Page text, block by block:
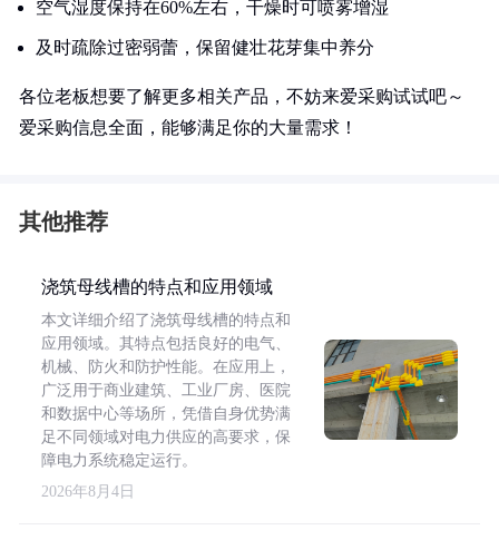
空气湿度保持在60%左右，干燥时可喷雾增湿
及时疏除过密弱蕾，保留健壮花芽集中养分
各位老板想要了解更多相关产品，不妨来爱采购试试吧～
爱采购信息全面，能够满足你的大量需求！
其他推荐
浇筑母线槽的特点和应用领域
本文详细介绍了浇筑母线槽的特点和
应用领域。其特点包括良好的电气、
机械、防火和防护性能。在应用上，
广泛用于商业建筑、工业厂房、医院
和数据中心等场所，凭借自身优势满
足不同领域对电力供应的高要求，保
障电力系统稳定运行。
2026年8月4日